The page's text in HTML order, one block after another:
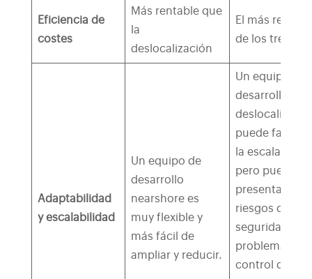
Eficiencia de
costes
Más rentable que
la
deslocalización
El más
de los tres
Adaptabilidad
y escalabilidad
Un equipo de
desarrollo
nearshore es
muy flexible y
más fácil de
ampliar y reducir.
Un equipo de
desarrollo
deslocalizado
puede
la
pero puede
presentar
riesgos de
seguridad y
problemas de
control de